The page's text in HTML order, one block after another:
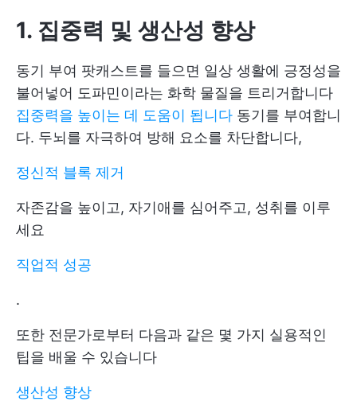
1. 집중력 및 생산성 향상
동기 부여 팟캐스트를 들으면 일상 생활에 긍정성을
불어넣어 도파민이라는 화학 물질을 트리거합니다
집중력을 높이는 데 도움이 됩니다 동기를 부여합니
다. 두뇌를 자극하여 방해 요소를 차단합니다,
정신적 블록 제거
자존감을 높이고, 자기애를 심어주고, 성취를 이루
세요
직업적 성공
.
또한 전문가로부터 다음과 같은 몇 가지 실용적인
팁을 배울 수 있습니다
생산성 향상